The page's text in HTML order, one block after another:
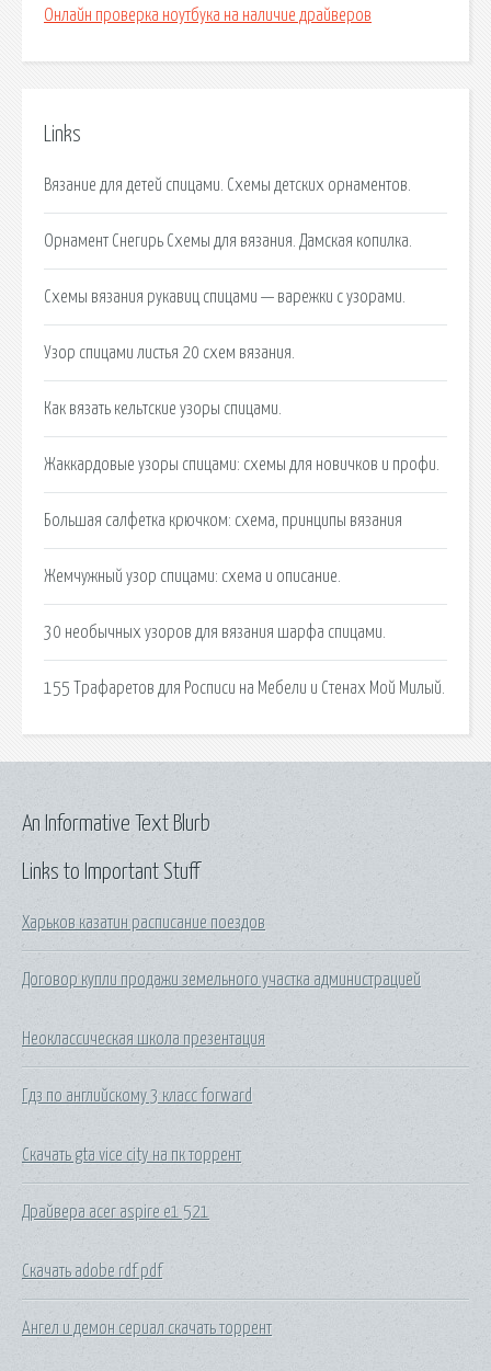
Онлайн проверка ноутбука на наличие драйверов
Links
Вязание для детей спицами. Схемы детских орнаментов.
Орнамент Снегирь Схемы для вязания. Дамская копилка.
Схемы вязания рукавиц спицами — варежки с узорами.
Узор спицами листья 20 схем вязания.
Как вязать кельтские узоры спицами.
Жаккардовые узоры спицами: схемы для новичков и профи.
Большая салфетка крючком: схема, принципы вязания
Жемчужный узор спицами: схема и описание.
30 необычных узоров для вязания шарфа спицами.
155 Трафаретов для Росписи на Мебели и Стенах Мой Милый.
Links to Important Stuff
Харьков казатин расписание поездов
Договор купли продажи земельного участка администрацией
Неоклассическая школа презентация
Гдз по английскому 3 класс forward
Скачать gta vice city на пк торрент
Драйвера acer aspire e1 521
Скачать adobe rdf pdf
Ангел и демон сериал скачать торрент
An Informative Text Blurb